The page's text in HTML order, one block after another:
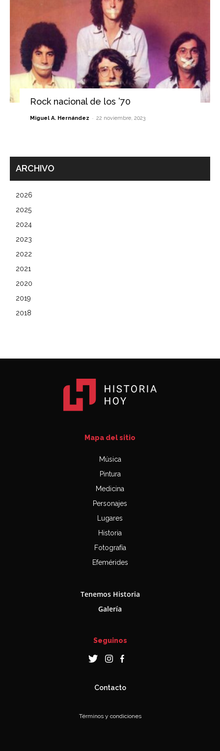
Rock nacional de los ’70
Miguel A. Hernández - 22 noviembre, 2023
ARCHIVO
2026
2025
2024
2023
2022
2021
2020
2019
2018
Mapa del sitio
Música
Pintura
Medicina
Personajes
Lugares
Historia
Fotografía
Efemérides
Tenemos Historia
Galería
Seguinos
Contacto
Términos y condiciones